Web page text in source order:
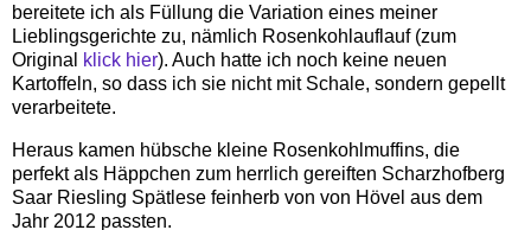
bereitete ich als Füllung die Variation eines meiner
Lieblingsgerichte zu, nämlich Rosenkohlauflauf (zum
Original
klick hier). Auch hatte ich noch keine neuen
Kartoffeln, so dass ich sie nicht mit Schale, sondern gepellt
verarbeitete.
Heraus kamen hübsche kleine Rosenkohlmuffins, die
perfekt als Häppchen zum herrlich gereiften Scharzhofberg
Saar Riesling Spätlese feinherb von von Hövel aus dem
Jahr 2012 passten.